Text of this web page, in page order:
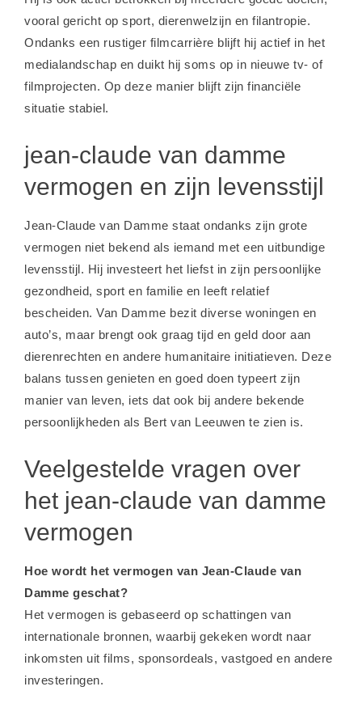
vooral gericht op sport, dierenwelzijn en filantropie.
Ondanks een rustiger filmcarrière blijft hij actief in het
medialandschap en duikt hij soms op in nieuwe tv- of
filmprojecten. Op deze manier blijft zijn financiële
situatie stabiel.
jean-claude van damme
vermogen en zijn levensstijl
Jean-Claude van Damme staat ondanks zijn grote
vermogen niet bekend als iemand met een uitbundige
levensstijl. Hij investeert het liefst in zijn persoonlijke
gezondheid, sport en familie en leeft relatief
bescheiden. Van Damme bezit diverse woningen en
auto’s, maar brengt ook graag tijd en geld door aan
dierenrechten en andere humanitaire initiatieven. Deze
balans tussen genieten en goed doen typeert zijn
manier van leven, iets dat ook bij andere bekende
persoonlijkheden als Bert van Leeuwen te zien is.
Veelgestelde vragen over
het jean-claude van damme
vermogen
Hoe wordt het vermogen van Jean-Claude van
Damme geschat?
Het vermogen is gebaseerd op schattingen van
internationale bronnen, waarbij gekeken wordt naar
inkomsten uit films, sponsordeals, vastgoed en andere
investeringen.